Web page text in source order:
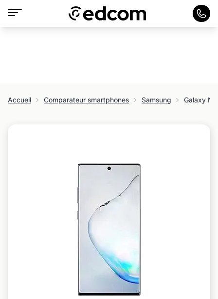
Accueil Comparateur smartphones Samsung Galaxy